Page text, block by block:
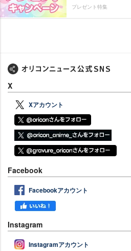
プレゼント特集
X
Xアカウント
Facebook
Facebookアカウント
Instagram
Instagramアカウント